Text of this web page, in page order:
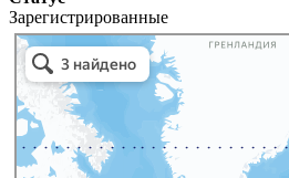
Зарегистрированные